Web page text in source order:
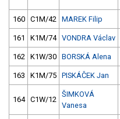
160 C1M/42 MAREK Filip
161 K1M/74 VONDRA Václav
162 K1W/30 BORSKÁ Alena
163 K1M/75 PISKÁČEK Jan
164 C1W/12
ŠIMKOVÁ
Vanesa